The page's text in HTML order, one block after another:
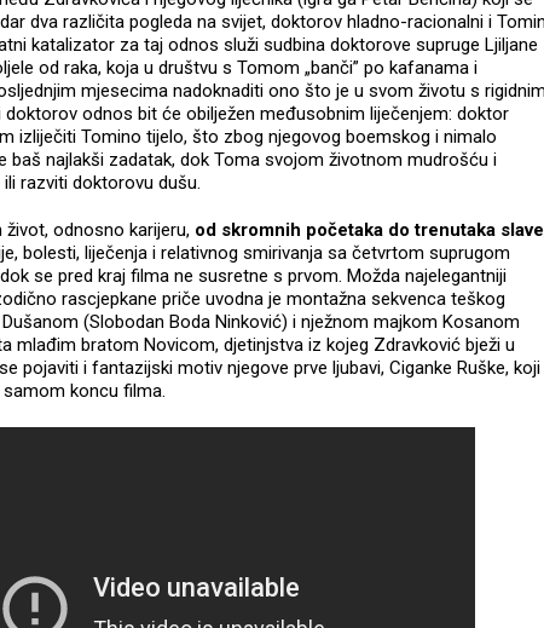
dva različita pogleda na svijet, doktorov hladno-racionalni i Tomin
katalizator za taj odnos služi sudbina doktorove supruge Ljiljane
od raka, koja u društvu s Tomom „banči” po kafanama i
mjesecima nadoknaditi ono što je u svom životu s rigidnim
odnos bit će obilježen međusobnim liječenjem: doktor
izliječiti Tomino tijelo, što zbog njegovog boemskog i nimalo
baš najlakši zadatak, dok Toma svojom životnom mudrošću i
razviti doktorovu dušu.
život, odnosno karijeru, od skromnih početaka do trenutaka slave
bolesti, liječenja i relativnog smirivanja sa četvrtom suprugom
se pred kraj filma ne susretne s prvom. Možda najelegantniji
rascjepkane priče uvodna je montažna sekvenca teškog
(Slobodan Boda Ninković) i nježnom majkom Kosanom
mlađim bratom Novicom, djetinjstva iz kojeg Zdravković bježi u
pojaviti i fantazijski motiv njegove prve ljubavi, Ciganke Ruške, koji
koncu filma.